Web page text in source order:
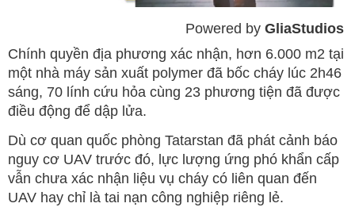
Powered by GliaStudios
Chính quyền địa phương xác nhận, hơn 6.000 m2 tại
một nhà máy sản xuất polymer đã bốc cháy lúc 2h46
sáng, 70 lính cứu hỏa cùng 23 phương tiện đã được
điều động để dập lửa.
Dù cơ quan quốc phòng Tatarstan đã phát cảnh báo
nguy cơ UAV trước đó, lực lượng ứng phó khẩn cấp
vẫn chưa xác nhận liệu vụ cháy có liên quan đến
UAV hay chỉ là tai nạn công nghiệp riêng lẻ.